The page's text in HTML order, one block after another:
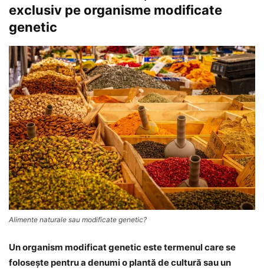
exclusiv pe organisme modificate
genetic
Alimente naturale sau modificate genetic?
Un organism modificat genetic este termenul care se
foloseşte pentru a denumi o plantă de cultură sau un